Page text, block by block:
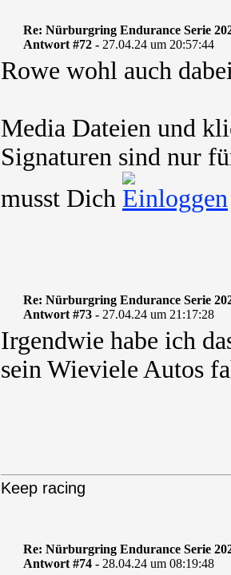
Re: Nürburgring Endurance Serie
Antwort #72 - 27.04.24 um 20:57:44
Rowe wohl auch
Media Dateien und
Signaturen sind nur
musst Dich
Re: Nürburgring Endurance Serie
Antwort #73 - 27.04.24 um 21:17:28
Irgendwie habe ich
sein Wieviele Autos
Keep racing
Re: Nürburgring Endurance Serie
Antwort #74 - 28.04.24 um 08:19:48